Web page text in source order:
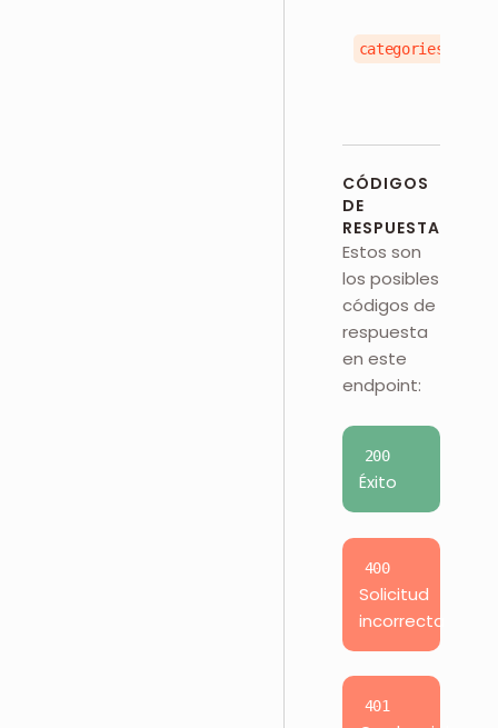
CÓDIGOS
DE
RESPUESTA
Estos son
los posibles
códigos de
respuesta
en este
endpoint:
200
Éxito
400
Solicitud
incorrecta
401